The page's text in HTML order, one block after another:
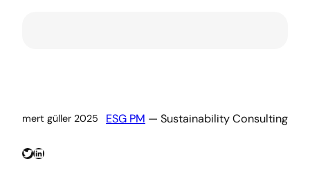
mert güller 2025 ESG PM — Sustainability Consulting
Twitter
LinkedIn